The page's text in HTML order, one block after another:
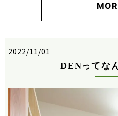
2022/11/01
DENってな